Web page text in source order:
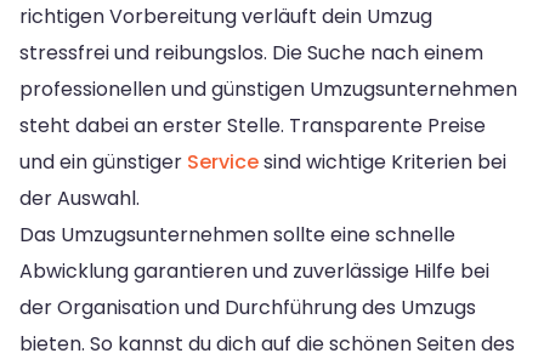
richtigen Vorbereitung verläuft dein Umzug
stressfrei und reibungslos. Die Suche nach einem
professionellen und günstigen Umzugsunternehmen
steht dabei an erster Stelle. Transparente Preise
und ein günstiger Servicesind wichtige Kriterien bei
der Auswahl.
Das Umzugsunternehmen sollte eine schnelle
Abwicklung garantieren und zuverlässige Hilfe bei
der Organisation und Durchführung des Umzugs
bieten. So kannst du dich auf die schönen Seiten des